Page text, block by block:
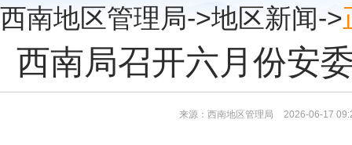
西南地区管理局->地区新闻->
西南局召开六月份安
来源：西南地区管理局 2026-06-17
Alt
加